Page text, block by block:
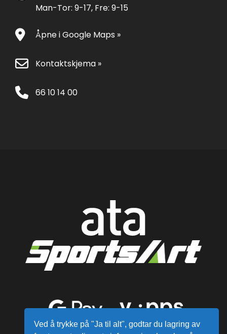
Man-Tor: 9-17, Fre: 9-15
Åpne i Google Maps »
Kontaktskjema »
66 10 14 00
Ved å trykke på "Ja til alt", godtar du lagring av